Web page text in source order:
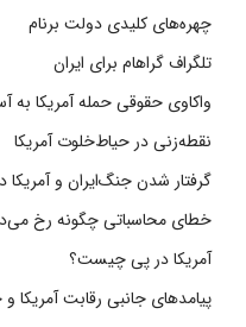
چهره‌های کلیدی دولت برنام
تلگراف گراهام برای ایران
واکاوی حقوقی حمله آمریکا به
نقطه‌زنی در حیاط‌خلوت آمریکا
گرفتار شدن جنگ‌ایران و
خطای محاسباتی چگونه رخ
آمریکا در پی چیست؟
پیامدهای جانبی رقابت آمریکا